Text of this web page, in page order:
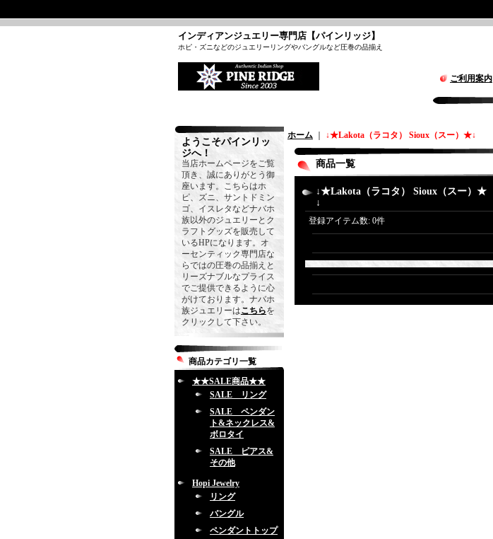
インディアンジュエリー専門店【パインリッジ】
ホピ・ズニなどのジュエリーリングやバングルなど圧巻の品揃え
ご利用案内
ようこそパインリッ
ジへ！
当店ホームページをご覧
頂き、誠にありがとう御
座います。こちらはホ
ピ、ズニ、サントドミン
ゴ、イスレタなどナバホ
族以外のジュエリーとク
ラフトグッズを販売して
いるHPになります。オ
ーセンティック専門店な
らではの圧巻の品揃えと
リーズナブルなプライス
でご提供できるように心
がけております。ナバホ
族ジュエリーはこちらを
クリックして下さい。
商品カテゴリ一覧
★★SALE商品★★
SALE リング
SALE ペンダン
ト&ネックレス&
ボロタイ
SALE ピアス&
その他
Hopi Jewelry
リング
バングル
ペンダントトップ
ホーム ↓★Lakota（ラコタ） Sioux（スー）★↓
商品一覧
↓★Lakota（ラコタ） Sioux（スー）★
↓
登録アイテム数: 0件